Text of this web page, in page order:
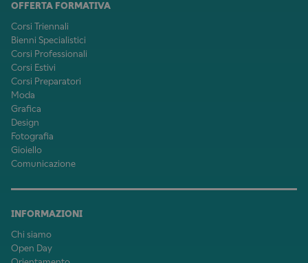
OFFERTA FORMATIVA
Corsi Triennali
Bienni Specialistici
Corsi Professionali
Corsi Estivi
Corsi Preparatori
Moda
Grafica
Design
Fotografia
Gioiello
Comunicazione
INFORMAZIONI
Chi siamo
Open Day